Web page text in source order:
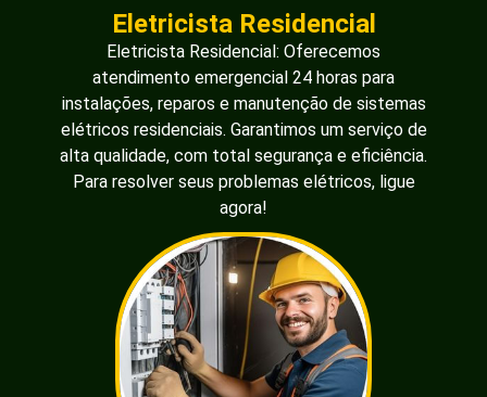
Eletricista Residencial
Eletricista Residencial: Oferecemos
atendimento emergencial 24 horas para
instalações, reparos e manutenção de sistemas
elétricos residenciais. Garantimos um serviço de
alta qualidade, com total segurança e eficiência.
Para resolver seus problemas elétricos, ligue
agora!